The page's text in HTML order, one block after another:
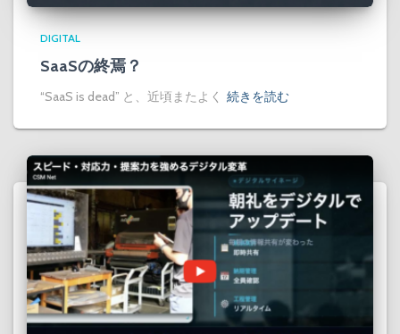
DIGITAL
SaaSの終焉？
“SaaS is dead” と、近頃またよく 続きを読む